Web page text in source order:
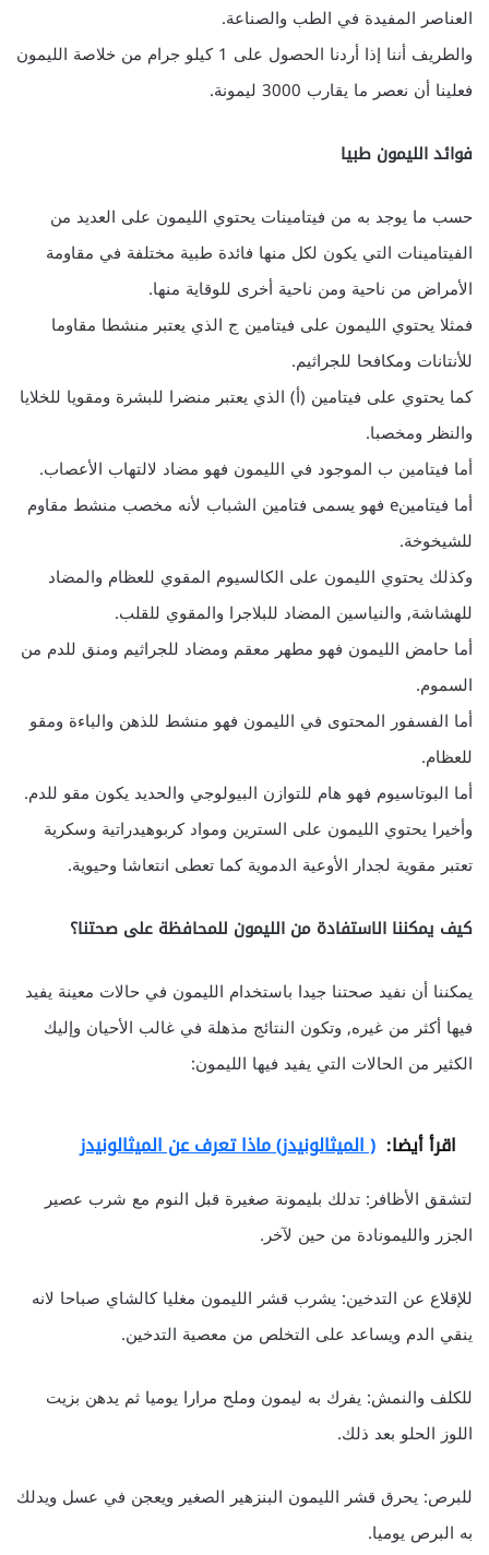
العناصر المفيدة في الطب والصناعة.
والطريف أننا إذا أردنا الحصول على 1 كيلو جرام من خلاصة الليمون
فعلينا أن نعصر ما يقارب 3000 ليمونة.
فوائد الليمون طبيا
حسب ما يوجد به من فيتامينات يحتوي الليمون على العديد من
الفيتامينات التي يكون لكل منها فائدة طبية مختلفة في مقاومة
الأمراض من ناحية ومن ناحية أخرى للوقاية منها.
فمثلا يحتوي الليمون على فيتامين ج الذي يعتبر منشطا مقاوما
للأنتانات ومكافحا للجراثيم.
كما يحتوي على فيتامين (أ) الذي يعتبر منضرا للبشرة ومقويا للخلايا
والنظر ومخصبا.
أما فيتامين ب الموجود في الليمون فهو مضاد لالتهاب الأعصاب.
أما فيتامينe فهو يسمى فتامين الشباب لأنه مخصب منشط مقاوم
للشيخوخة.
وكذلك يحتوي الليمون على الكالسيوم المقوي للعظام والمضاد
للهشاشة, والنياسين المضاد للبلاجرا والمقوي للقلب.
أما حامض الليمون فهو مطهر معقم ومضاد للجراثيم ومنق للدم من
السموم.
أما الفسفور المحتوى في الليمون فهو منشط للذهن والباءة ومقو
للعظام.
أما البوتاسيوم فهو هام للتوازن البيولوجي والحديد يكون مقو للدم.
وأخيرا يحتوي الليمون على السترين ومواد كربوهيدراتية وسكرية
تعتبر مقوية لجدار الأوعية الدموية كما تعطى انتعاشا وحيوية.
كيف يمكننا الاستفادة من الليمون للمحافظة على صحتنا؟
يمكننا أن نفيد صحتنا جيدا باستخدام الليمون في حالات معينة يفيد
فيها أكثر من غيره, وتكون النتائج مذهلة في غالب الأحيان وإليك
الكثير من الحالات التي يفيد فيها الليمون:
اقرأ أيضا: ( الميثالونيدز) ماذا تعرف عن الميثالونيدز
لتشقق الأظافر: تدلك بليمونة صغيرة قبل النوم مع شرب عصير
الجزر والليمونادة من حين لآخر.
للإقلاع عن التدخين: يشرب قشر الليمون مغليا كالشاي صباحا لانه
ينقي الدم ويساعد على التخلص من معصية التدخين.
للكلف والنمش: يفرك به ليمون وملح مرارا يوميا ثم يدهن بزيت
اللوز الحلو بعد ذلك.
للبرص: يحرق قشر الليمون البنزهير الصغير ويعجن في عسل ويدلك
به البرص يوميا.